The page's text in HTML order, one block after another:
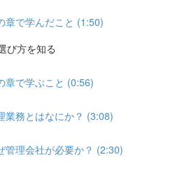
で学んだこと (1:50)
び方を知る
で学ぶこと (0:56)
務とはなにか？ (3:08)
理会社が必要か？ (2:30)